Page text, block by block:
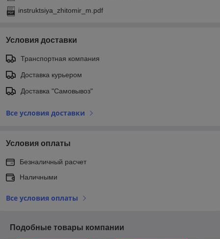
instruktsiya_zhitomir_m.pdf
Условия доставки
Транспортная компания
Доставка курьером
Доставка "Самовывоз"
Все условия доставки
Условия оплаты
Безналичный расчет
Наличными
Все условия оплаты
Подобные товары компании